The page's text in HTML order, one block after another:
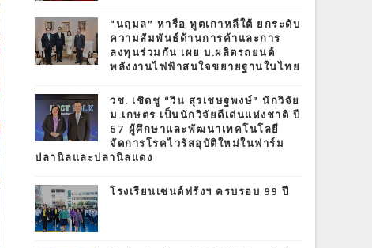
“นฤมล” หารือ ทูตเกาหลีใต้ ยกระดับ
ความสัมพันธ์ด้านการค้าและการ
ลงทุนร่วมกัน เผย บ.ผลิตรถยนต์
พลังงานไฟฟ้าสนใจขยายฐานในไทย
วช. เชิดชู “วิน สุรเชษฐพงษ์” นักวิจัย
ม.เกษตร เป็นนักวิจัยดีเด่นแห่งชาติ ปี
67 ผู้ศึกษาและพัฒนาเทคโนโลยี
จัดการโรคไวรัสอุบัติใหม่ในฟาร์ม
ปลานิลและปลานิลแดง
โรงเรียนเซนต์ฟรังฯ ครบรอบ 99 ปี